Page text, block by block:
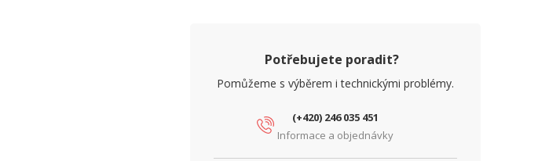
Potřebujete poradit?
Pomůžeme s výběrem i technickými problémy.
(+420) 246 035 451
Informace a objednávky